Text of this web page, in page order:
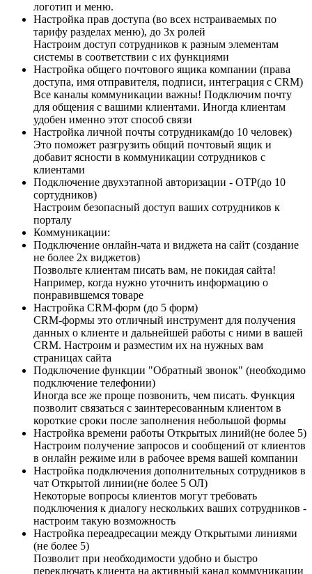
логотип и меню.
Настройка прав доступа (во всех нстраиваемых по
тарифу разделах меню), до 3х ролей
Настроим доступ сотрудников к разным элементам
системы в соответствии с их функциями
Настройка общего почтового ящика компании (права
доступа, имя отправителя, подписи, интеграция с CRM)
Все каналы коммуникации важны! Подключим почту
для общения с вашими клиентами. Иногда клиентам
удобен именно этот способ связи
Настройка личной почты сотрудникам(до 10 человек)
Это поможет разгрузить общий почтовый ящик и
добавит ясности в коммуникации сотрудников с
клиентами
Подключение двухэтапной авторизации - OTP(до 10
сортудников)
Настроим безопасный доступ ваших сотрудников к
порталу
Коммуникации:
Подключение онлайн-чата и виджета на сайт (создание
не более 2х виджетов)
Позвольте клиентам писать вам, не покидая сайта!
Например, когда нужно уточнить информацию о
понравившемся товаре
Настройка CRM-форм (до 5 форм)
CRM-формы это отличный инструмент для получения
данных о клиенте и дальнейшей работы с ними в вашей
CRM. Настроим и разместим их на нужных вам
страницах сайта
Подключение функции "Обратный звонок" (необходимо
подключение телефонии)
Иногда все же проще позвонить, чем писать. Функция
позволит связаться с заинтересованным клиентом в
короткие сроки после заполнения небольшой формы
Настройка времени работы Открытых линий(не более 5)
Настроим получение запросов и сообщений от клиентов
в онлайн режиме или в рабочее время вашей компании
Настройка подключения дополнительных сотрудников в
чат Открытой линии(не более 5 ОЛ)
Некоторые вопросы клиентов могут требовать
подключения к диалогу нескольких ваших сотрудников -
настроим такую возможность
Настройка переадресации между Открытыми линиями
(не более 5)
Позволит при необходимости удобно и быстро
переключать клиента на активный канал коммуникации